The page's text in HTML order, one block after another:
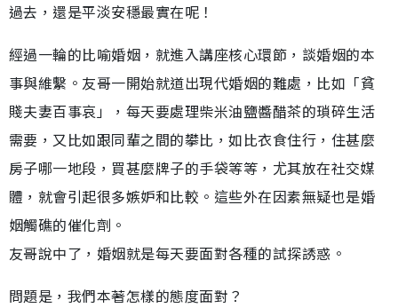
過去，還是平淡安穩最實在呢！
經過一輪的比喻婚姻，就進入講座核心環節，談婚姻的本
事與維繫。友哥一開始就道出現代婚姻的難處，比如「貧
賤夫妻百事哀」，每天要處理柴米油鹽醬醋茶的瑣碎生活
需要，又比如跟同輩之間的攀比，如比衣食住行，住甚麼
房子哪一地段，買甚麼牌子的手袋等等，尤其放在社交媒
體，就會引起很多嫉妒和比較。這些外在因素無疑也是婚
姻觸礁的催化劑。
友哥說中了，婚姻就是每天要面對各種的試探誘惑。
問題是，我們本著怎樣的態度面對？